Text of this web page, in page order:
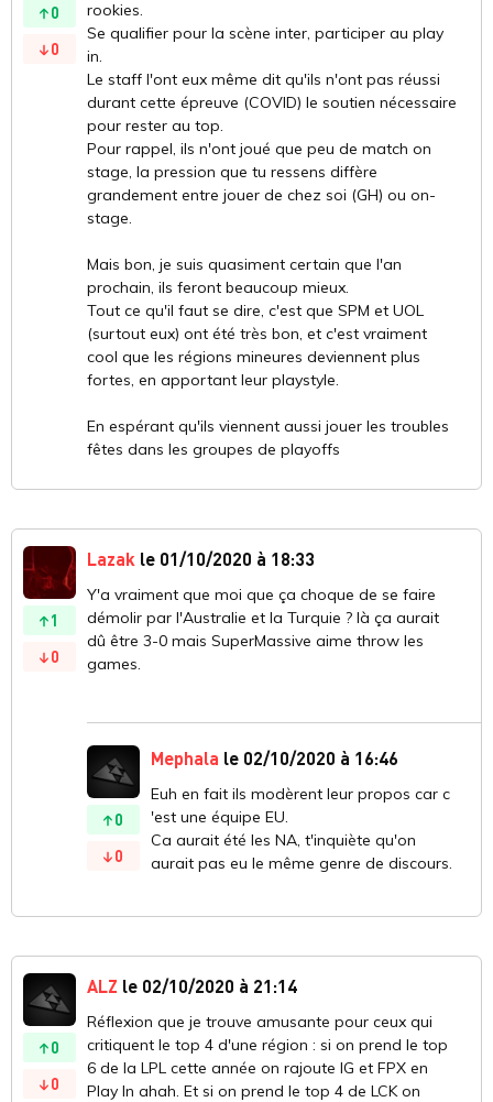
0
0
rookies.
Se qualifier pour la scène inter, participer au play
in.
Le staff l'ont eux même dit qu'ils n'ont pas réussi
durant cette épreuve (COVID) le soutien nécessaire
pour rester au top.
Pour rappel, ils n'ont joué que peu de match on
stage, la pression que tu ressens diffère
grandement entre jouer de chez soi (GH) ou on-
stage.
Mais bon, je suis quasiment certain que l'an
prochain, ils feront beaucoup mieux.
Tout ce qu'il faut se dire, c'est que SPM et UOL
(surtout eux) ont été très bon, et c'est vraiment
cool que les régions mineures deviennent plus
fortes, en apportant leur playstyle.
En espérant qu'ils viennent aussi jouer les troubles
fêtes dans les groupes de playoffs
1
0
Lazak le 01/10/2020 à 18:33
Y'a vraiment que moi que ça choque de se faire
démolir par l'Australie et la Turquie ? là ça aurait
dû être 3-0 mais SuperMassive aime throw les
games.
0
0
Mephala le 02/10/2020 à 16:46
Euh en fait ils modèrent leur propos car c
'est une équipe EU.
Ca aurait été les NA, t'inquiète qu'on
aurait pas eu le même genre de discours.
0
0
ALZ le 02/10/2020 à 21:14
Réflexion que je trouve amusante pour ceux qui
critiquent le top 4 d'une région : si on prend le top
6 de la LPL cette année on rajoute IG et FPX en
Play In ahah. Et si on prend le top 4 de LCK on